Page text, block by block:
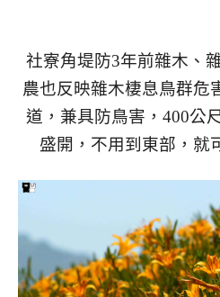
社寮角堤防3年前雜木、
農也反映雜木棲息鳥群危
道，兼具防鳥害，400公
盛開，不用到東部，就